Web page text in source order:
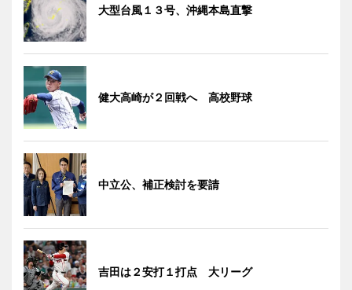
大型台風１３号、沖縄本島直撃
健大高崎が２回戦へ 高校野球
中立公、補正検討を要請
吉田は２安打１打点 大リーグ